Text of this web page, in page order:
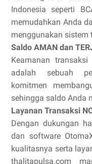
Indonesia seperti
memudahkan Anda
menggunakan sistem
Saldo AMAN dan
Keamanan
adalah sebuah
komitmen
sehingga saldo Anda
Layanan Transaksi
Dengan dukungan
dan software
kualitasnya serta
thalitapulsa.com